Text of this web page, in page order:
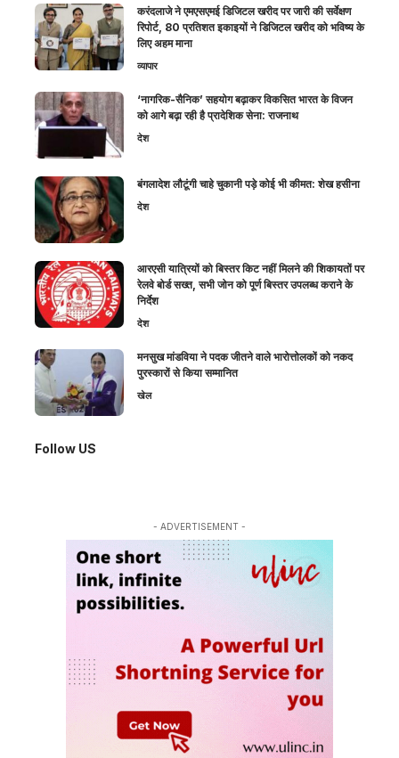
करंदलाजे ने एमएसएमई डिजिटल खरीद पर जारी की सर्वेक्षण
रिपोर्ट, 80 प्रतिशत इकाइयों ने डिजिटल खरीद को भविष्य के
लिए अहम माना
व्यापार
‘नागरिक-सैनिक’ सहयोग बढ़ाकर विकसित भारत के विजन
को आगे बढ़ा रही है प्रादेशिक सेना: राजनाथ
देश
बंगलादेश लौटूंगी चाहे चुकानी पड़े कोई भी कीमत: शेख हसीना
देश
आरएसी यात्रियों को बिस्तर किट नहीं मिलने की शिकायतों पर
रेलवे बोर्ड सख्त, सभी जोन को पूर्ण बिस्तर उपलब्ध कराने के
निर्देश
देश
मनसुख मांडविया ने पदक जीतने वाले भारोत्तोलकों को नकद
पुरस्कारों से किया सम्मानित
खेल
Follow US
- ADVERTISEMENT -